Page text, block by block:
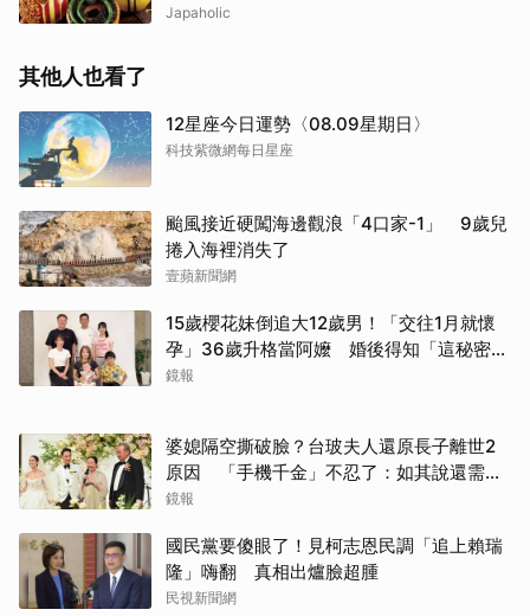
Japaholic
其他人也看了
12星座今日運勢〈08.09星期日〉
科技紫微網每日星座
颱風接近硬闖海邊觀浪「4口家-1」 9歲兒
捲入海裡消失了
壹蘋新聞網
15歲櫻花妹倒追大12歲男！「交往1月就懷
孕」36歲升格當阿嬤 婚後得知「這秘密」
傻眼了
鏡報
婆媳隔空撕破臉？台玻夫人還原長子離世2
原因 「手機千金」不忍了：如其說還需要
離開嗎？
鏡報
國民黨要傻眼了！見柯志恩民調「追上賴瑞
隆」嗨翻 真相出爐臉超腫
民視新聞網